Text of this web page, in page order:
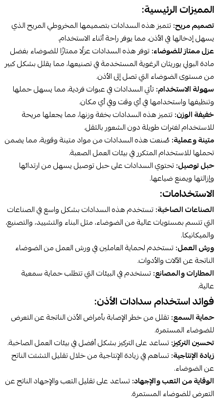
المميزات الرئيسية:
تصميم مريح:تتميز هذه السدادات بتصميمها المخروطي المريح الذي
يسهل إدخالها في الأذن، مما يوفر راحة أثناء الاستخدام.
عزل ممتاز للضوضاء:توفر هذه السدادات عزلًا ممتازًا للضوضاء بفضل
مادة البولي يوريثان الرغوية المستخدمة في تصنيعها، مما يقلل بشكل كبير
من مستوى الضوضاء التي تصل إلى الأذن.
سهولة الاستخدام:تأتي السدادات في عبوات فردية، مما يسهل حملها
وتنظيفها واستخدامها في أي وقت وفي أي مكان.
خفيفة الوزن:تتميز هذه السدادات بخفة وزنها، مما يجعلها مريحة
للاستخدام لفترات طويلة دون الشعور بالثقل.
متينة وعملية: صُنعت هذه السدادات من مواد متينة وقوية، مما يضمن
تحملها للاستخدام المتكرر في بيئات العمل الصعبة.
حبل توصيل:تحتوي السدادات على حبل توصيل يسهل من ارتدائها
وإزالتها ويمنع ضياعها.
الاستخدامات:
الصناعات الصاخبة:تستخدم هذه السدادات بشكل واسع في الصناعات
التي تتسم بمستويات عالية من الضوضاء، مثل البناء والتشييد، والتصنيع،
والميكانيكا.
ورش العمل:تستخدم لحماية العاملين في ورش العمل من الضوضاء
الناتجة عن الآلات والأدوات.
المطارات والمصانع:تستخدم في البيئات التي تتطلب حماية سمعية
عالية.
فوائد استخدام سدادات الأذن:
حماية السمع:تقلل من خطر الإصابة بأمراض الأذن الناتجة عن التعرض
للضوضاء المستمرة.
تحسين التركيز:تساعد على التركيز بشكل أفضل في بيئات العمل الصاخبة.
زيادة الإنتاجية:تساهم في زيادة الإنتاجية من خلال تقليل التشتت الناتج
عن الضوضاء.
الوقاية من التعب والإجهاد:تساعد على تقليل التعب والإجهاد الناتج عن
التعرض للضوضاء المستمرة.